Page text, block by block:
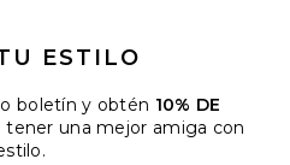
cualquier momento.
ESTILO
boletín y obtén 10% DE
tener una mejor amiga con